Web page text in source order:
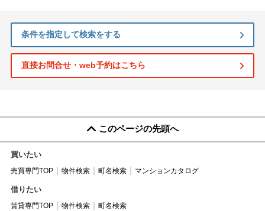
条件を指定して検索をする
直接お問合せ・web予約はこちら
このページの先頭へ
買いたい
売買専門TOP 物件検索 町名検索 マンションカタログ
借りたい
賃貸専門TOP 物件検索 町名検索